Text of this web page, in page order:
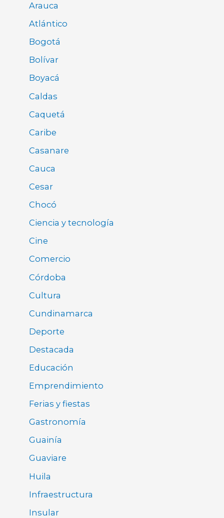
Arauca
Atlántico
Bogotá
Bolívar
Boyacá
Caldas
Caquetá
Caribe
Casanare
Cauca
Cesar
Chocó
Ciencia y tecnología
Cine
Comercio
Córdoba
Cultura
Cundinamarca
Deporte
Destacada
Educación
Emprendimiento
Ferias y fiestas
Gastronomía
Guainía
Guaviare
Huila
Infraestructura
Insular